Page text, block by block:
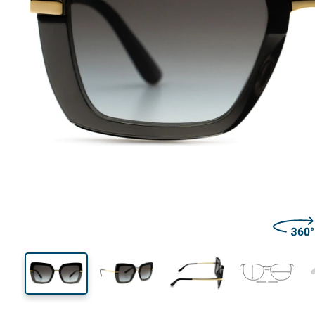
Calibre total dos óculos
45 mm
Comprimento do cristal Calibre do cristal
Calibre
do cristal